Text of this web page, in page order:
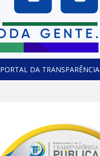
PORTAL DA TRANSPARÊNCIA